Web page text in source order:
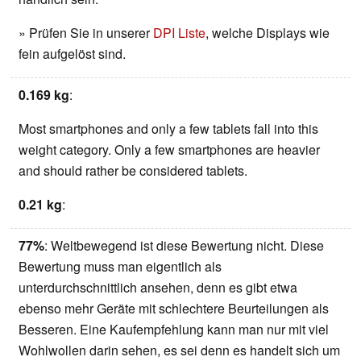
» Prüfen Sie in unsererDPI Liste, welche Displays wie
fein aufgelöst sind.
0.169 kg:
Most smartphones and only a few tablets fall into this
weight category. Only a few smartphones are heavier
and should rather be considered tablets.
0.21 kg:
77%: Weltbewegend ist diese Bewertung nicht. Diese
Bewertung muss man eigentlich als
unterdurchschnittlich ansehen, denn es gibt etwa
ebenso mehr Geräte mit schlechtere Beurteilungen als
Besseren. Eine Kaufempfehlung kann man nur mit viel
Wohlwollen darin sehen, es sei denn es handelt sich um